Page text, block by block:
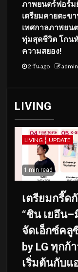
ภาพยนตร์ฟอร์ม
เตรียมคายตะข
เทศกาลภาพยน
ทุ่มสุดชีวิต โกน
ความสยอง!
2 วัน ago admin
LIVING
LIVING UPDATE
1 min read
เตรียมกรี๊ด
“ชิน เยอึน–
จัดเอ็กซ์คลู
by LG ทุกก้
เริ่มต้นกับแ